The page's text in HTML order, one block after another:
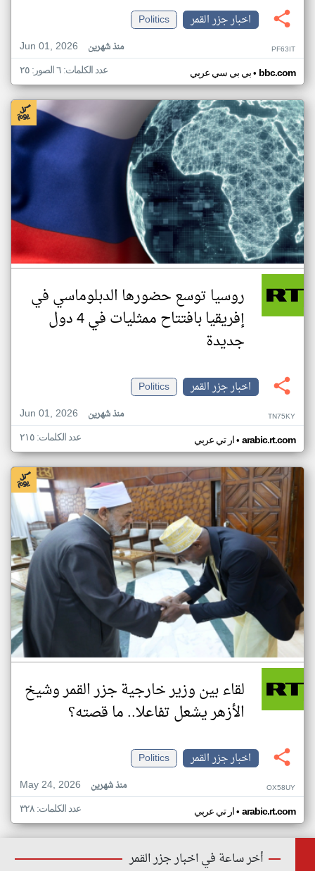
اخبار جزر القمر
Politics
Jun 01, 2026
منذ شهرين PF63IT
بي بي سي عربي• bbc.com عدد الكلمات: ٦ الصور: ٢٥
روسيا توسع حضورها الدبلوماسي في
إفريقيا بافتتاح ممثليات في 4 دول
جديدة
اخبار جزر القمر
Politics
Jun 01, 2026
منذ شهرين TN75KY
ار تي عربي• arabic.rt.com عدد الكلمات: ٢١٥
لقاء بين وزير خارجية جزر القمر وشيخ
الأزهر يشعل تفاعلا.. ما قصته؟
اخبار جزر القمر
Politics
May 24, 2026
منذ شهرين OX58UY
ار تي عربي• arabic.rt.com عدد الكلمات: ٣٢٨
أخر ساعة في اخبار جزر القمر